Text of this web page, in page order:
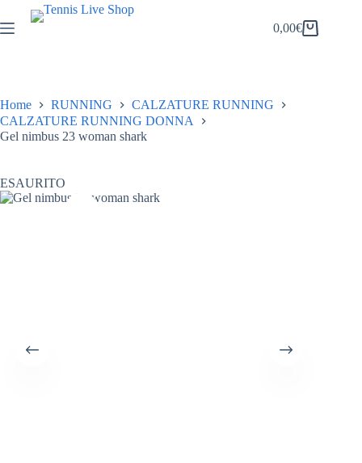
al
contenuto
Carrello
0,00€
Home RUNNING
CALZATURE RUNNING
CALZATURE RUNNING DONNA
Gel nimbus 23 woman shark
ESAURITO